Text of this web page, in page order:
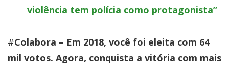
violência tem polícia como protagonista”
#Colabora – Em 2018, você foi eleita com 64
mil votos. Agora, conquista a vitória com mais